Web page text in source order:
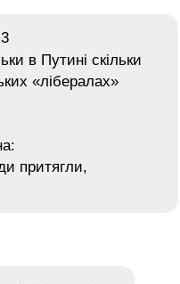
в Путині скільки
«лібералах»
притягли,